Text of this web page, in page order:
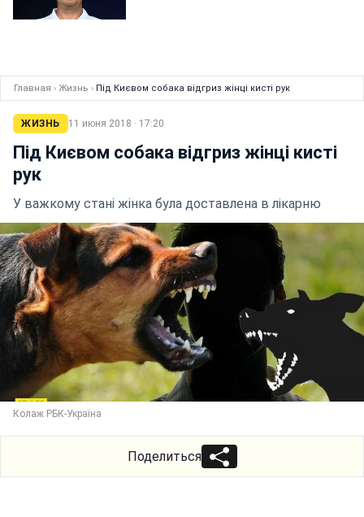
Главная › Жизнь › Під Києвом собака відгриз жінці кисті рук
ЖИЗНЬ 11 июня 2018 · 17:20
Під Києвом собака відгриз жінці кисті
рук
У важкому стані жінка була доставлена в лікарню
Колаж РБК-Україна
Поделиться